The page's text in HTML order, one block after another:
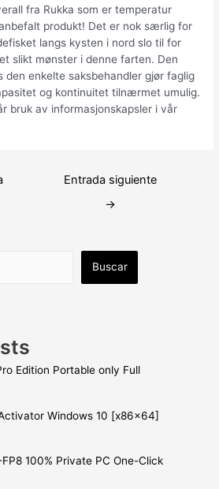
fra Rukka som er temperatur
produkt! Det er nok særlig for
langs kysten i nord slo til for
slikt mønster i denne farten. Den
den enkelte saksbehandler gjør faglig
og kontinuitet tilnærmet umulig.
bruk av informasjonskapsler i vår
Entrada siguiente
→
Buscar
Edition Portable only Full
Windows 10 [x86x64]
100% Private PC One-Click